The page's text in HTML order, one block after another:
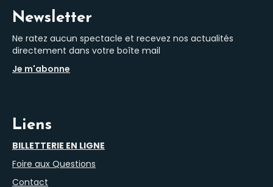
Newsletter
Ne ratez aucun spectacle et recevez nos actualités
directement dans votre boîte mail
Je m'abonne
Liens
BILLETTERIE EN LIGNE
Foire aux Questions
Contact